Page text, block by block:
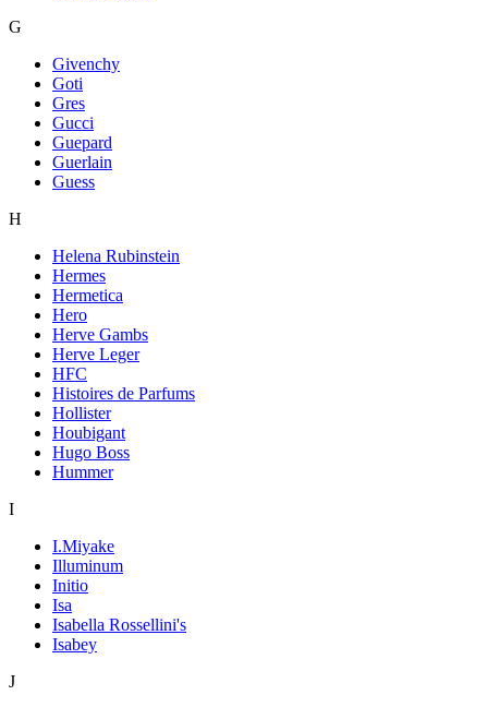
G
Givenchy
Goti
Gres
Gucci
Guepard
Guerlain
Guess
H
Helena Rubinstein
Hermes
Hermetica
Hero
Herve Gambs
Herve Leger
HFC
Histoires de Parfums
Hollister
Houbigant
Hugo Boss
Hummer
I
I.Miyake
Illuminum
Initio
Isa
Isabella Rossellini's
Isabey
J